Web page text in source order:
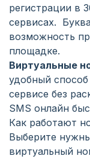
регистрации в
сервисах.
возможность
площадке.
Виртуальные
удобный
сервисе без
SMS онлайн
Как работают
Выберите
виртуальный